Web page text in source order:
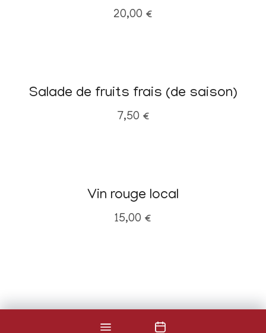
20,00 €
Salade de fruits frais (de saison)
7,50 €
Vin rouge local
15,00 €